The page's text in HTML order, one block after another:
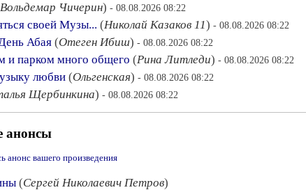
Вольдемар Чичерин) - 08.08.2026 08:22
своей Музы... (Николай Казаков 11) - 08.08.2026 08:22
Абая (Отеген Ибиш) - 08.08.2026 08:22
и парком много общего (Рина Литледи) - 08.08.2026 08:22
любви (Ольгенская) - 08.08.2026 08:22
Щербинкина) - 08.08.2026 08:22
анонсы
анонс вашего произведения
(Сергей Николаевич Петров)